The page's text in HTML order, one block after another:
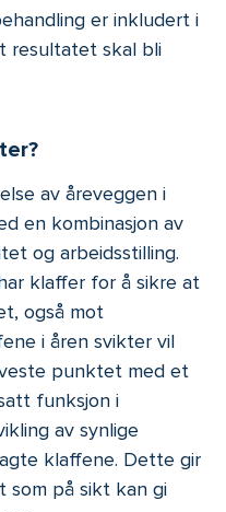
er inkludert i
resultatet skal bli
av åreveggen i
en kombinasjon av
og arbeidsstilling.
klaffer for å sikre at
også mot
i åren svikter vil
punktet med et
funksjon i
av synlige
klaffene. Dette gir
som på sikt kan gi